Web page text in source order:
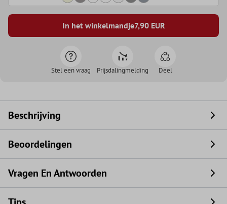
In het winkelmandje7,90EUR
Stel een vraag Prijsdalingmelding Deel
Beschrijving
Beoordelingen
Vragen En Antwoorden